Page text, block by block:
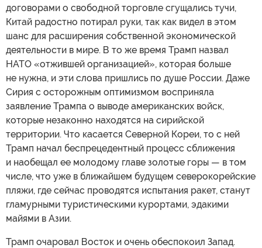
договорами о свободной торговле сгущались тучи,
Китай радостно потирал руки, так как видел в этом
шанс для расширения собственной экономической
деятельности в мире. В то же время Трамп назвал
НАТО «отжившей организацией», которая больше
не нужна, и эти слова пришлись по душе России. Даже
Сирия с осторожным оптимизмом восприняла
заявление Трампа о выводе американских войск,
которые незаконно находятся на сирийской
территории. Что касается Северной Кореи, то с ней
Трамп начал беспрецедентный процесс сближения
и наобещал ее молодому главе золотые горы — в том
числе, что уже в ближайшем будущем северокорейские
пляжи, где сейчас проводятся испытания ракет, станут
гламурными туристическими курортами, эдакими
майями в Азии.
Трамп очаровал Восток и очень обеспокоил Запад.